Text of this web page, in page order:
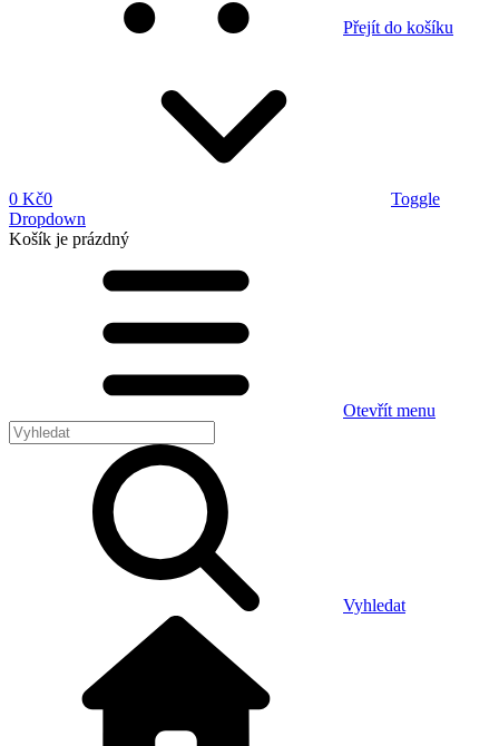
Přejít do košíku
0 Kč0
Toggle
Dropdown
Košík je prázdný
Otevřít menu
Vyhledat